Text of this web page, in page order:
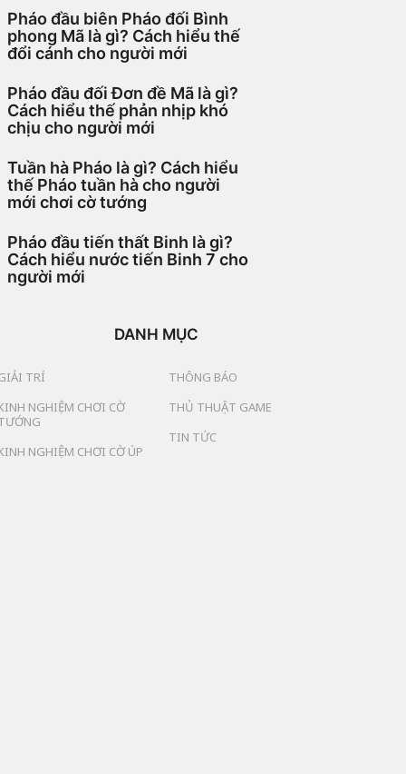
Pháo đầu biên Pháo đối Bình
phong Mã là gì? Cách hiểu thế
đổi cánh cho người mới
Pháo đầu đối Đơn đề Mã là gì?
Cách hiểu thế phản nhịp khó
chịu cho người mới
Tuần hà Pháo là gì? Cách hiểu
thế Pháo tuần hà cho người
mới chơi cờ tướng
Pháo đầu tiến thất Binh là gì?
Cách hiểu nước tiến Binh 7 cho
người mới
DANH MỤC
TRÍ
NGHIỆM CHƠI CỜ
NGHIỆM CHƠI CỜ ÚP
THÔNG BÁO
THỦ THUẬT GAME
TIN TỨC